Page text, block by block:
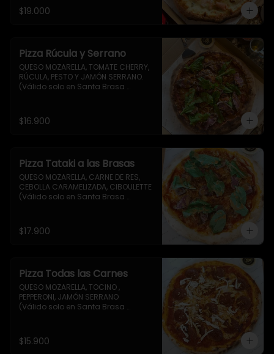
Coquimbo)
$19.000
Pizza Rúcula y Serrano
QUESO MOZARELLA, TOMATE CHERRY,
RÚCULA, PESTO Y JAMÓN SERRANO.
(Válido solo en Santa Brasa
$16.900
Pizza Tataki a las Brasas
QUESO MOZARELLA, CARNE DE RES,
CEBOLLA CARAMELIZADA, CIBOULETTE
(Válido solo en Santa Brasa
$17.900
Pizza Todas las Carnes
QUESO MOZARELLA, TOCINO ,
PEPPERONI, JAMÓN SERRANO
(Válido solo en Santa Brasa
$15.900